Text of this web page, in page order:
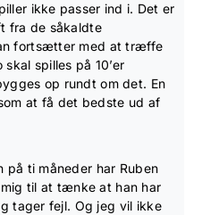
ikke passer ind i. Det er
fra de såkaldte
fortsætter med at træffe
spilles på 10’er
op rundt om det. En
at få det bedste ud af
ti måneder har Ruben
til at tænke at han har
tager fejl. Og jeg vil ikke